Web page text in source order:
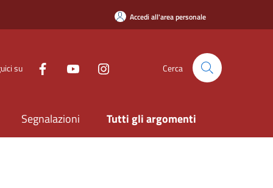
Accedi all'area personale
su Cerca
Segnalazioni Tutti gli argomenti